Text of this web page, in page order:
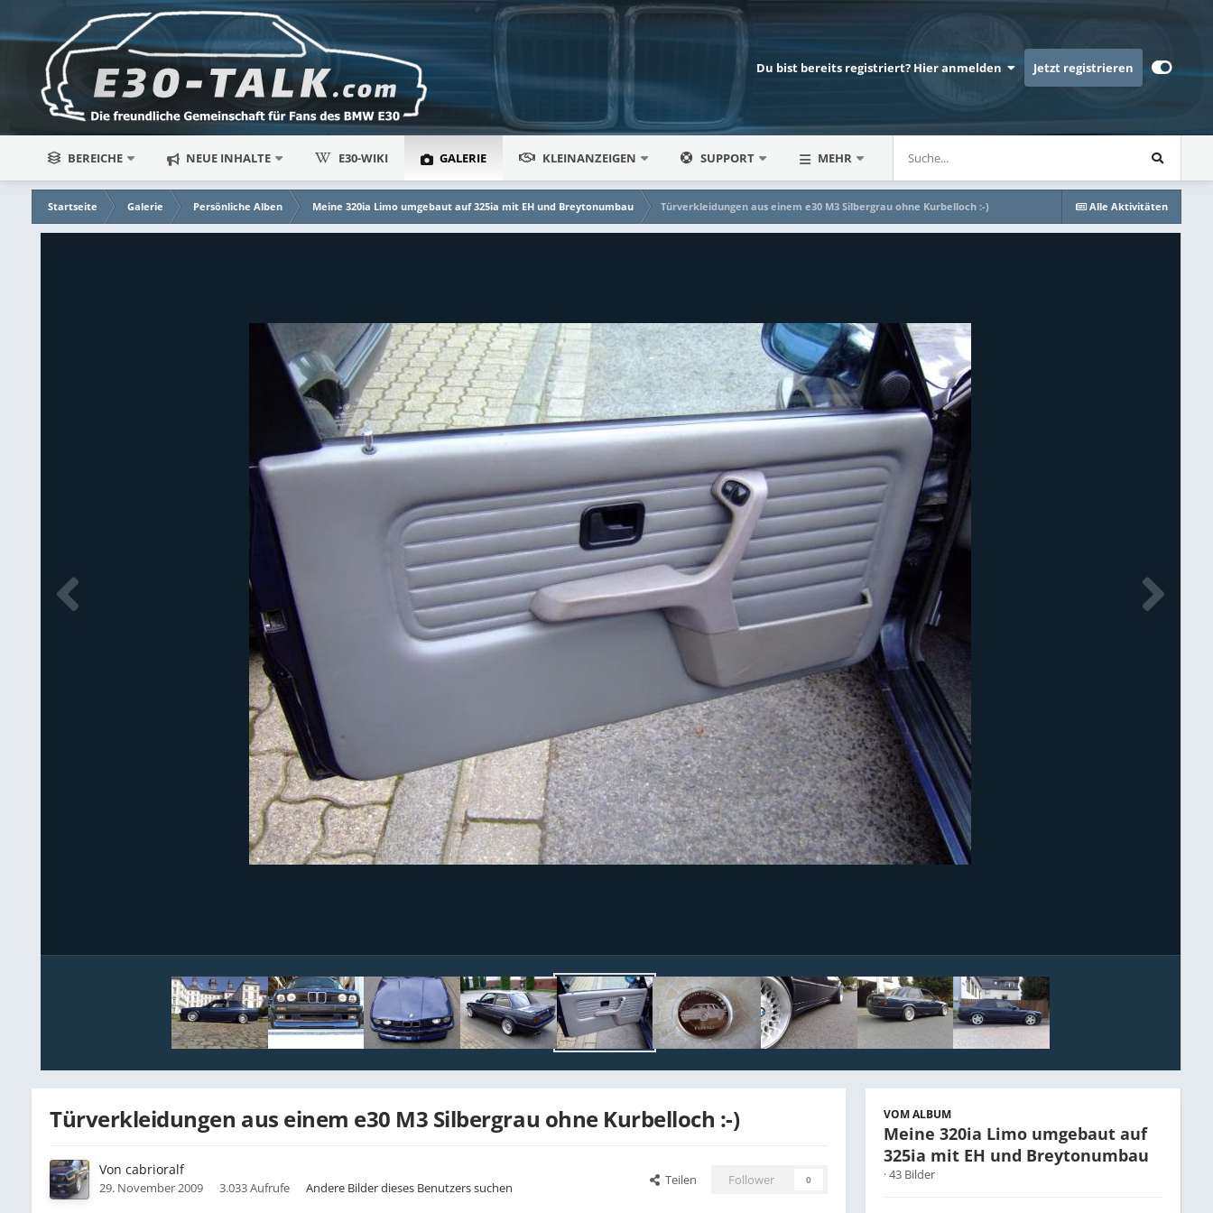
Du bist bereits registriert? Hier anmelden Jetzt registrieren
BEREICHE NEUE INHALTE E30-WIKI GALERIE KLEINANZEIGEN SUPPORT MEHR
Alle Aktivitäten
Startseite Galerie Persönliche Alben Meine 320ia Limo umgebaut auf 325ia mit EH und Breytonumbau Türverkleidungen aus einem e30 M3 Silbergrau ohne Kurbelloch :-)
Türverkleidungen aus einem e30 M3 Silbergrau ohne Kurbelloch :-)
Voncabrioralf
29. November 2009 3.033 Aufrufe Andere Bilder dieses Benutzers suchen
Teilen Follower 0
VOM ALBUM
Meine 320ia Limo umgebaut auf
325ia mit EH und Breytonumbau
· 43 Bilder